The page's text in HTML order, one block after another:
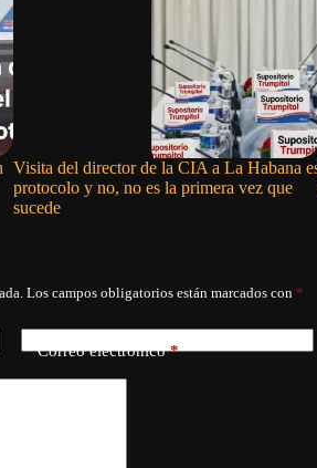
Visita del director de la CIA a La Habana
protocolo y no, no es la primera vez que
sucede
Los campos obligatorios están marcados con *
Correo electrónico*